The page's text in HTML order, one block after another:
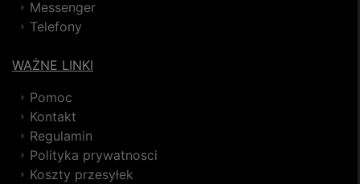
Messenger
Telefony
WAŻNE LINKI
Pomoc
Kontakt
Regulamin
Polityka prywatnosci
Koszty przesyłek